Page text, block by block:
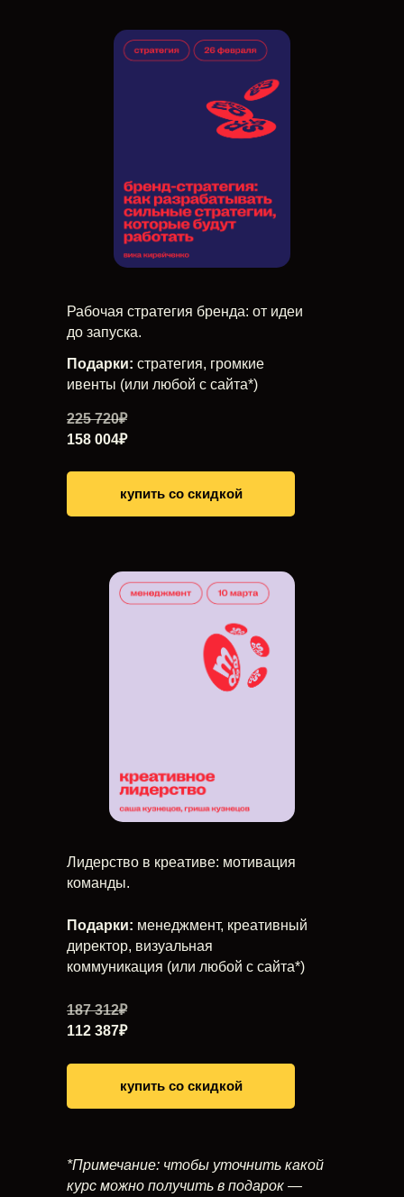
Лидерство в креативе: мотивация
команды.
купить со скидкой
купить со скидкой
Рабочая стратегия бренда: от идеи
до запуска.
Подарки: менеджмент, креативный
директор, визуальная
коммуникация (или любой с сайта*)
Подарки: стратегия, громкие
ивенты (или любой с сайта*)
*Примечание: чтобы уточнить какой
курс можно получить в подарок —
187 312₽
112 387₽
225 720₽
158 004₽